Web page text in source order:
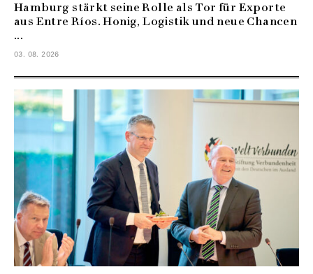
Hamburg stärkt seine Rolle als Tor für Exporte
aus Entre Ríos. Honig, Logistik und neue Chancen
...
03. 08. 2026